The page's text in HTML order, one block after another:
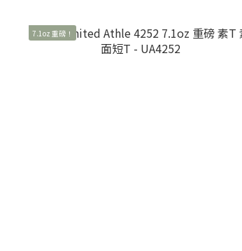
7.1oz 重磅！